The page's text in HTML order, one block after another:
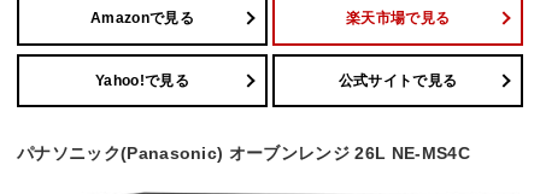
Amazonで見る 楽天市場で見る
Yahoo!で見る 公式サイトで見る
パナソニック(Panasonic) オーブンレンジ 26L NE-MS4C